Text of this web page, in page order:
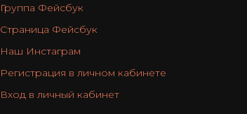
Группа Фейсбук
Страница Фейсбук
Наш Инстаграм
Регистрация в личном кабинете
Вход в личный кабинет